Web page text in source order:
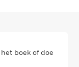
boek of doe